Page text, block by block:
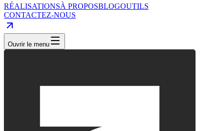
RÉALISATIONSÀ PROPOSBLOGOUTILS
CONTACTEZ-NOUS
Ouvrir le menu